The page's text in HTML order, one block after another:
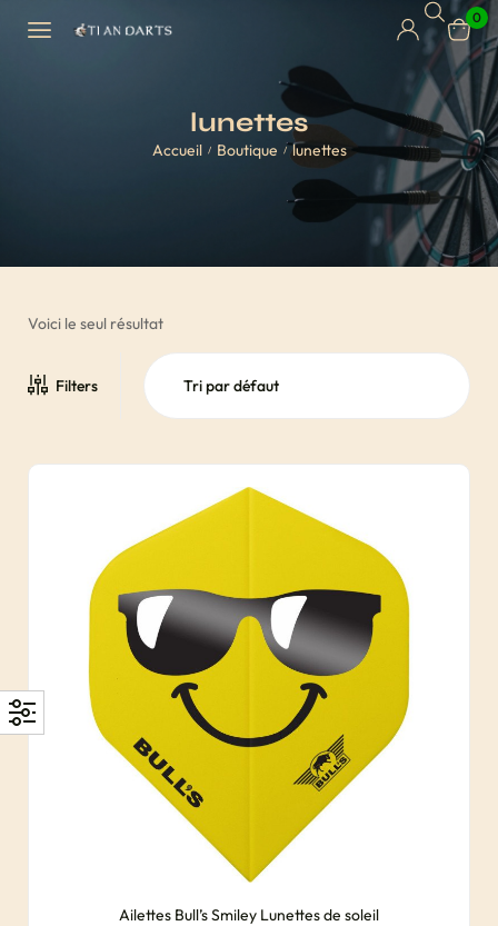
0
lunettes
Accueil / Boutique / lunettes
Voici le seul résultat
Filters
Ailettes Bull’s Smiley Lunettes de soleil